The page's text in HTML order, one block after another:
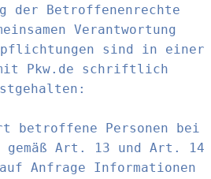
der Betroffenenrechte
Verantwortung
sind in einer
Pkw.de schriftlich
betroffene Personen bei
gemäß Art. 13 und Art. 14
Anfrage Informationen